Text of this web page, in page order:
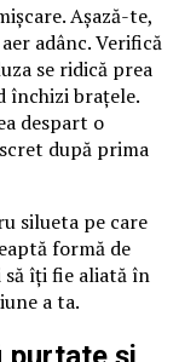
Așază-te,
adânc. Verifică
se ridică prea
închizi brațele.
despart o
după prima
silueta pe care
formă de
să îți fie aliată în
a ta.